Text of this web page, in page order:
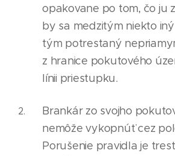
opakovane po tom, čo ju
by sa medzitým niekto
tým potrestaný nepri
z hranice pokutového
línii priestupku.
Brankár zo svojho
nemôže vykopnúť cez
Porušenie pravidla je